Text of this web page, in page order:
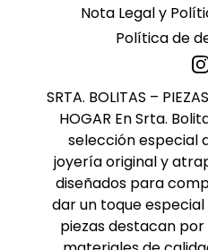
Nota Legal y
Política de
SRTA. BOLITAS –
HOGAR En Srta.
selección especial
joyería original y
diseñados para
dar un toque
piezas destacan por